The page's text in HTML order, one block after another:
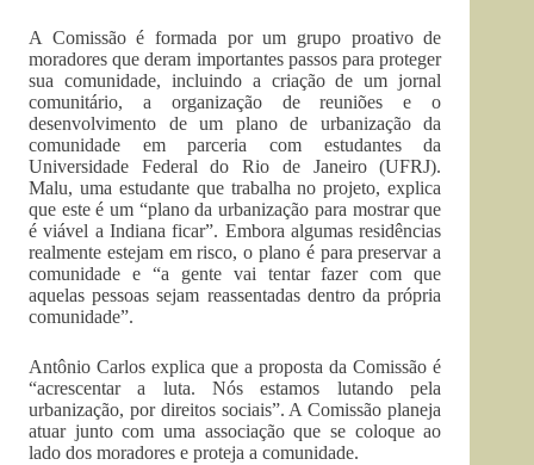
A Comissão é formada por um grupo proativo de
moradores que deram importantes passos para proteger
sua comunidade, incluindo a criação de um jornal
comunitário, a organização de reuniões e o
desenvolvimento de um plano de urbanização da
comunidade em parceria com estudantes da
Universidade Federal do Rio de Janeiro (UFRJ).
Malu, uma estudante que trabalha no projeto, explica
que este é um “plano da urbanização para mostrar que
é viável a Indiana ficar”. Embora algumas residências
realmente estejam em risco, o plano é para preservar a
comunidade e “a gente vai tentar fazer com que
aquelas pessoas sejam reassentadas dentro da própria
comunidade”.
Antônio Carlos explica que a proposta da Comissão é
“acrescentar a luta. Nós estamos lutando pela
urbanização, por direitos sociais”. A Comissão planeja
atuar junto com uma associação que se coloque ao
lado dos moradores e proteja a comunidade.